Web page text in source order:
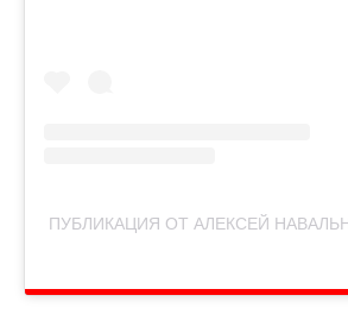
ПУБЛИКАЦИЯ ОТ АЛЕКСЕЙ